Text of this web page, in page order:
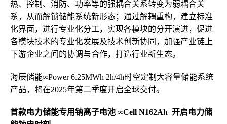
热、控制、消防、功率等的强耦合关系转变为弱耦合关
系，从而解锁储能系统新形态；通过解耦重构，建立标准
化界面，进行专业化分工，实现各模块的分开演进，促进
各模块技术的专业化发展及技术创新协同，加强产业链上
下游企业之间的协调与合作，打造行业新生态。
海辰储能∞Power 6.25MWh 2h/4h时空定制大容量储能系统
产品，将在2025年第二季度开启全球交付。
首款电力储能专用钠离子电池 ∞Cell N162Ah 开启电力储